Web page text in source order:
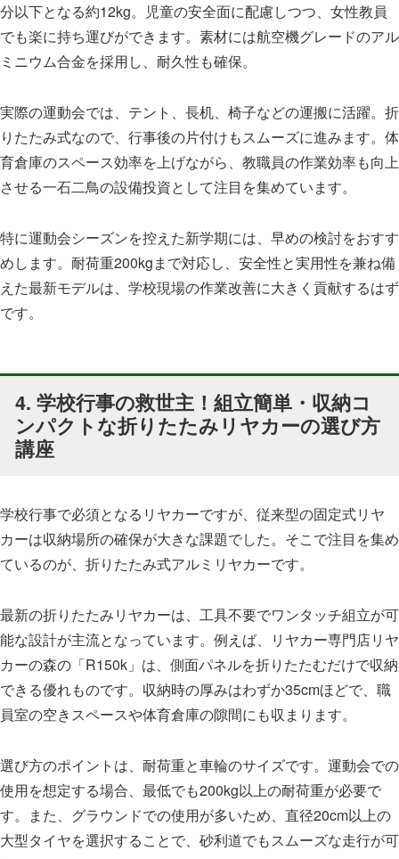
分以下となる約12kg。児童の安全面に配慮しつつ、女性教員
でも楽に持ち運びができます。素材には航空機グレードのアル
ミニウム合金を採用し、耐久性も確保。
実際の運動会では、テント、長机、椅子などの運搬に活躍。折
りたたみ式なので、行事後の片付けもスムーズに進みます。体
育倉庫のスペース効率を上げながら、教職員の作業効率も向上
させる一石二鳥の設備投資として注目を集めています。
特に運動会シーズンを控えた新学期には、早めの検討をおすす
めします。耐荷重200kgまで対応し、安全性と実用性を兼ね備
えた最新モデルは、学校現場の作業改善に大きく貢献するはず
です。
4. 学校行事の救世主！組立簡単・収納コ
ンパクトな折りたたみリヤカーの選び方
講座
学校行事で必須となるリヤカーですが、従来型の固定式リヤ
カーは収納場所の確保が大きな課題でした。そこで注目を集め
ているのが、折りたたみ式アルミリヤカーです。
最新の折りたたみリヤカーは、工具不要でワンタッチ組立が可
能な設計が主流となっています。例えば、リヤカー専門店リヤ
カーの森の「R150k」は、側面パネルを折りたたむだけで収納
できる優れものです。収納時の厚みはわずか35cmほどで、職
員室の空きスペースや体育倉庫の隙間にも収まります。
選び方のポイントは、耐荷重と車輪のサイズです。運動会での
使用を想定する場合、最低でも200kg以上の耐荷重が必要で
す。また、グラウンドでの使用が多いため、直径20cm以上の
大型タイヤを選択することで、砂利道でもスムーズな走行が可